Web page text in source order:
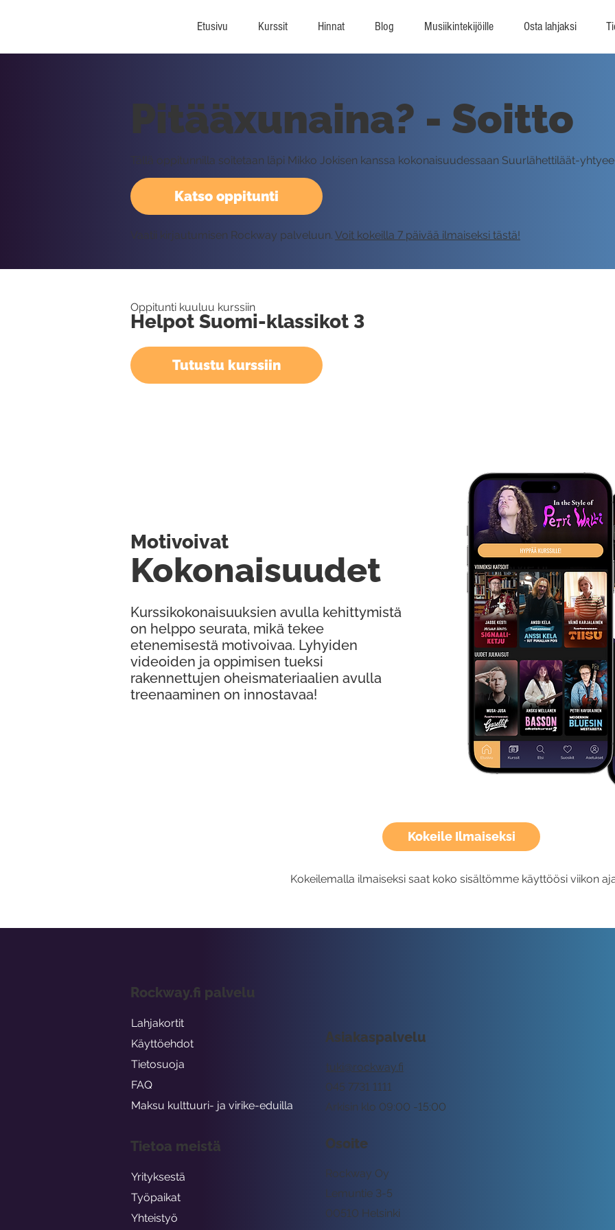
Etusivu Kurssit Hinnat Blog Musiikintekijöille Osta lahjaksi
Kokeile Ilmaiseksi
Kokeilemalla ilmaiseksi saat koko sisältömme käyttöösi viikon
Katso oppitunti
Pitääxunaina? - Soitto
Tällä oppitunnilla soitetaan läpi Mikko Jokisen kanssa kokonaisuudessaan Suurlähettiläät-
Vaatii kirjautumisen Rockway palveluun. Voit kokeilla 7 päivää ilmaiseksi tästä!
Oppitunti kuuluu kurssiin
Helpot Suomi-klassikot 3
Tutustu kurssiin
Kurssikokonaisuuksien avulla kehittymistä
on helppo seurata, mikä tekee
etenemisestä motivoivaa. Lyhyiden
videoiden ja oppimisen tueksi
rakennettujen oheismateriaalien avulla
treenaaminen on innostavaa!
Kokonaisuudet
Motivoivat
Asiakaspalvelu
tuki@rockway.fi
Arkisin klo 09:00 -15:00
045 7731 1111
Osoite
Rockway Oy
Lemuntie 3-5
00510 Helsinki
Rockway.fi palvelu
Lahjakortit
Käyttöehdot
Tietosuoja
FAQ
Maksu kulttuuri- ja virike-eduilla
Tietoa meistä
Yrityksestä
Työpaikat
Yhteistyö